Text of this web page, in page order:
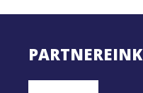
PARTNEREINK